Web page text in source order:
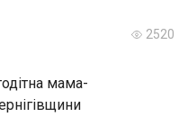
2520
мама-